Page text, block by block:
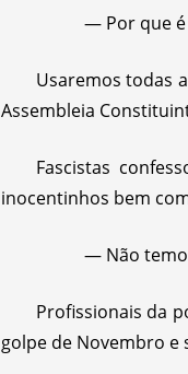
— Por que é
Usaremos todas
Assembleia
Fascistas
inocentinhos bem
— Não
Profissionais da
golpe de Novembro e